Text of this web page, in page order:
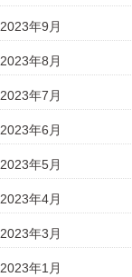
2023年9月
2023年8月
2023年7月
2023年6月
2023年5月
2023年4月
2023年3月
2023年1月